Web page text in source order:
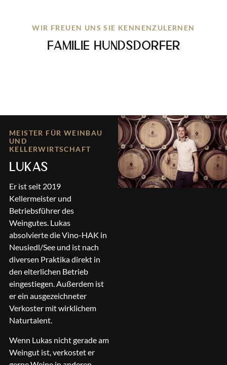
WIR FREUEN UNS SIE KENNENZULERNEN
FAMILIE HUNDSDORFER
MEISTER FÜR WEINBAU
UND
KELLERWIRTSCHAFT
LUKAS
Er ist seit 2019
Kellermeister und
Betriebsführer des
Weingutes. Lukas
absolvierte die Vino-HAK in
Neusiedl/See und ist nach
diversen Praktika direkt in
den elterlichen Betrieb
eingestiegen. Außerdem ist
er ein ausgezeichneter
Verkoster mit wirklichem
Naturtalent.
Wenn Lukas nicht gerade am
Weingut ist, verkostet er